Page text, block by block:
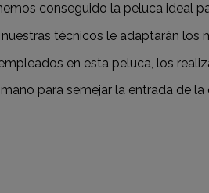
conseguido la peluca ideal
técnicos le adaptarán
en esta peluca, los
para semejar la entrada de